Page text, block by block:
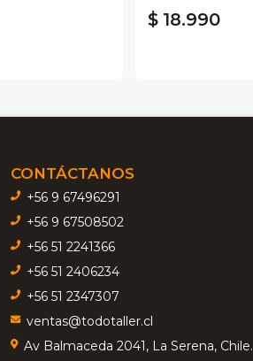
$ 18.990
CONTÁCTANOS
+56 9 67496291
+56 9 67508502
+56 51 2241366
+56 51 2406234
+56 51 2347307
ventas@todotaller.cl
Av Balmaceda 2041, La Serena, Chile.